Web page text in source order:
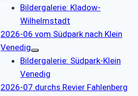
Bildergalerie: Kladow-
Wilhelmstadt
2026-06 vom Südpark nach Klein
Venedig
Bildergalerie: Südpark-Klein
Venedig
2026-07 durchs Revier Fahlenberg